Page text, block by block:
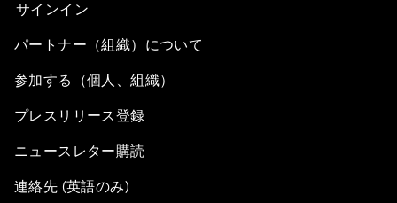
サインイン
パートナー（組織）について
参加する（個人、組織）
プレスリリース登録
ニュースレター購読
連絡先 (英語のみ)